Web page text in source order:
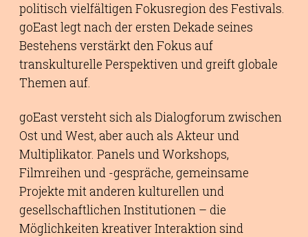
politisch vielfältigen Fokusregion des Festivals.
goEast legt nach der ersten Dekade seines
Bestehens verstärkt den Fokus auf
transkulturelle Perspektiven und greift globale
Themen auf.
goEast versteht sich als Dialogforum zwischen
Ost und West, aber auch als Akteur und
Multiplikator. Panels und Workshops,
Filmreihen und -gespräche, gemeinsame
Projekte mit anderen kulturellen und
gesellschaftlichen Institutionen – die
Möglichkeiten kreativer Interaktion sind